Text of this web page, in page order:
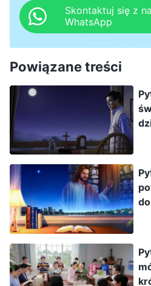
Skontaktuj się z
WhatsApp
Powiązane treści
że